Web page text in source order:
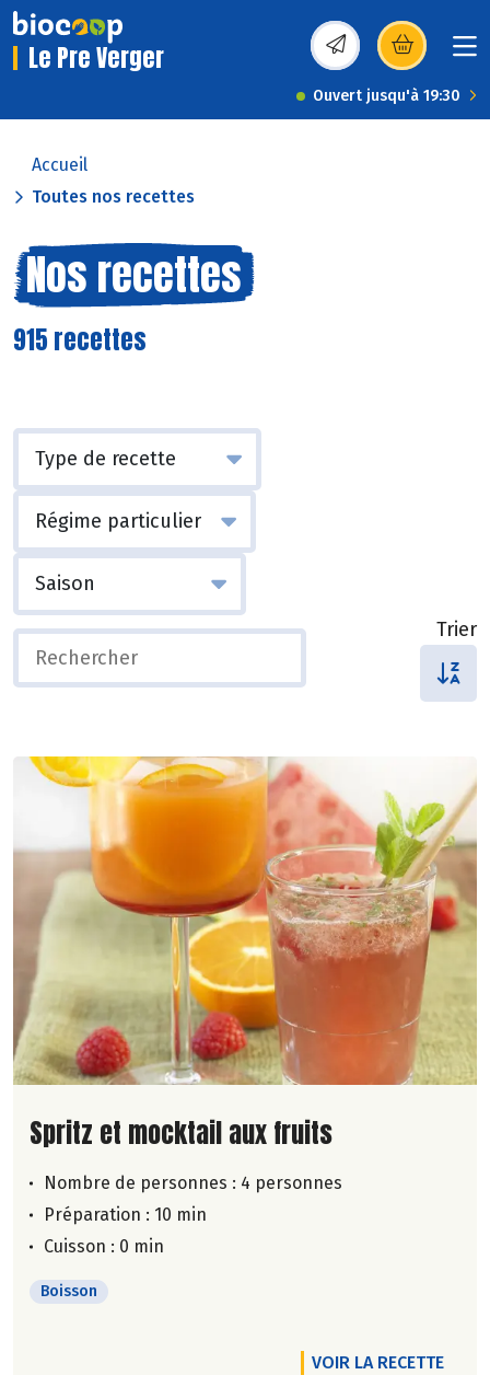
Le Pre Verger (s’ouvre dans une
Ouvert jusqu'à 19:30
Accueil
Toutes nos recettes
Nos recettes
915 recettes
Trier
Lire la suite de la recette
Spritz et mocktail aux fruits
Nombre de personnes : 4 personnes
Préparation : 10 min
Cuisson : 0 min
Boisson
VOIR LA RECETTE